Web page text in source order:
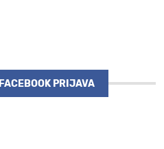
FACEBOOK PRIJAVA